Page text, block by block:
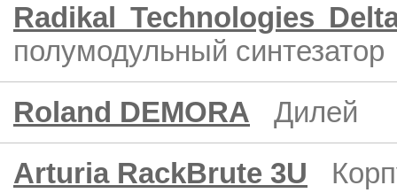
Radikal Technologies
полумодульный синтезатор
Roland DEMORA
Дилей
Arturia RackBrute 3U